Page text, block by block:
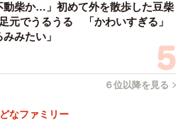
動柴か…」初めて外を散歩した豆柴
元でうるうる 「かわいすぎる」
みみたい」
６位以降を見る
なファミリー